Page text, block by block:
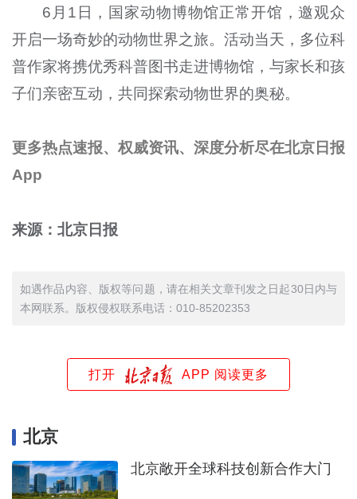
6月1日，国家动物博物馆正常开馆，邀观众
开启一场奇妙的动物世界之旅。活动当天，多位科
普作家将携优秀科普图书走进博物馆，与家长和孩
子们亲密互动，共同探索动物世界的奥秘。
更多热点速报、权威资讯、深度分析尽在北京日报
App
来源：北京日报
如遇作品内容、版权等问题，请在相关文章刊发之日起30日内与
本网联系。版权侵权联系电话：010-85202353
打开 APP 阅读更多
北京
北京敞开全球科技创新合作大门